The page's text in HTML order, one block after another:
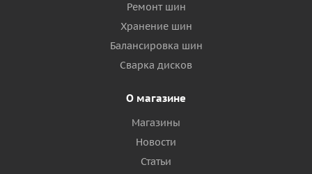
Ремонт шин
Хранение шин
Балансировка шин
Сварка дисков
О магазине
Магазины
Новости
Статьи